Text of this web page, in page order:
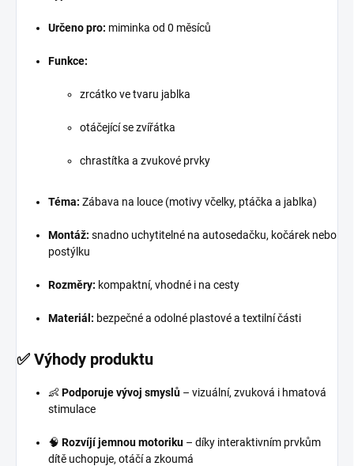
Určeno pro: miminka od 0 měsíců
Funkce:
zrcátko ve tvaru jablka
otáčející se zvířátka
chrastítka a zvukové prvky
Téma: Zábava na louce (motivy včelky, ptáčka a jablka)
Montáž: snadno uchytitelné na autosedačku, kočárek nebo
postýlku
Rozměry: kompaktní, vhodné i na cesty
Materiál: bezpečné a odolné plastové a textilní části
✅ Výhody produktu
👶Podporuje vývoj smyslů – vizuální, zvuková i hmatová
stimulace
🧠 Rozvíjí jemnou motoriku – díky interaktivním prvkům
dítě uchopuje, otáčí a zkoumá